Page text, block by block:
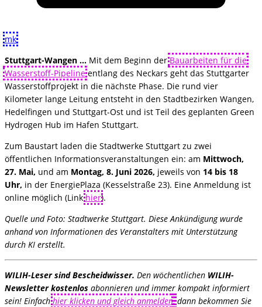
mk
Stuttgart-Wangen … Mit dem Beginn derBauarbeiten für die
Wasserstoff-Pipelineentlang des Neckars geht das Stuttgarter
Wasserstoffprojekt in die nächste Phase. Die rund vier
Kilometer lange Leitung entsteht in den Stadtbezirken Wangen,
Hedelfingen und Stuttgart-Ost und ist Teil des geplanten Green
Hydrogen Hub im Hafen Stuttgart.
Zum Baustart laden die Stadtwerke Stuttgart zu zwei
öffentlichen Informationsveranstaltungen ein: am Mittwoch,
27. Mai, und am Montag, 8. Juni 2026, jeweils von 14 bis 18
Uhr, in der EnergiePlaza (Kesselstraße 23). Eine Anmeldung ist
online möglich (Linkhier).
Quelle und Foto: Stadtwerke Stuttgart. Diese Ankündigung wurde
anhand von Informationen des Veranstalters mit Unterstützung
durch KI erstellt.
WILIH-Leser sind Bescheidwisser. Den wöchentlichen WILIH-
Newsletter kostenlos abonnieren und immer kompakt informiert
sein! Einfachhier klicken und gleich anmelden,dann bekommen Sie